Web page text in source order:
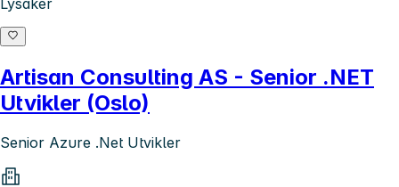
Artisan Consulting AS - Senior .NET
Utvikler (Oslo)
Senior Azure .Net Utvikler